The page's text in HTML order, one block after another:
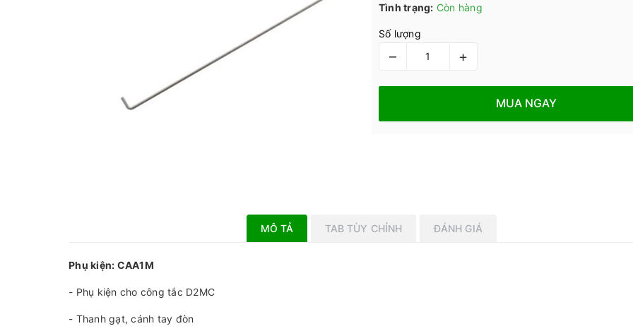
Tình trạng: Còn hàng
Số lượng
– +
MUA NGAY
MÔ TẢ TAB TÙY CHỈNH ĐÁNH GIÁ
Phụ kiện: CAA1M
- Phụ kiện cho công tắc D2MC
- Thanh gạt, cánh tay đòn